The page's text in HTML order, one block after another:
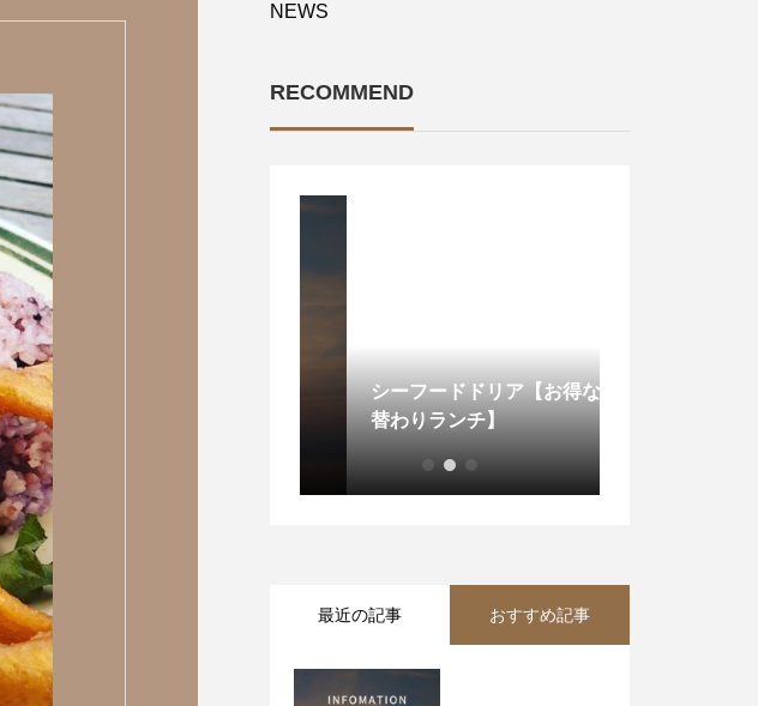
NEWS
RECOMMEND
【営業時間変更のご案内】
いつもpanca
シーフードドリア【お得な日
替わりランチ】
最近の記事 おすすめ記事